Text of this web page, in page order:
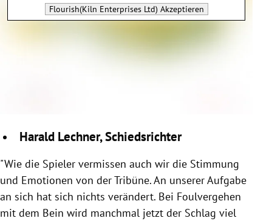
Flourish(Kiln Enterprises Ltd) Akzeptieren
Harald Lechner, Schiedsrichter
"Wie die Spieler vermissen auch wir die Stimmung
und Emotionen von der Tribüne. An unserer Aufgabe
an sich hat sich nichts verändert. Bei Foulvergehen
mit dem Bein wird manchmal jetzt der Schlag viel